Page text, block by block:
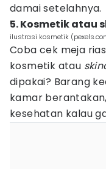
damai setelahnya.
5. Kosmetik atau
ilustrasi kosmetik
Coba cek meja
kosmetik atau
dipakai? Barang
kamar
kesehatan kalau